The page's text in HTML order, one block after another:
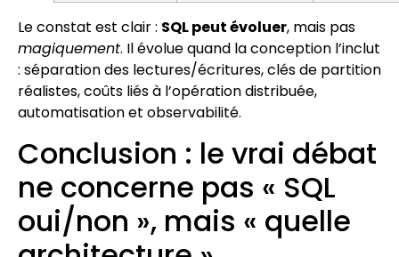
Le constat est clair : SQL peut évoluer, mais pas
magiquement. Il évolue quand la conception l’inclut
: séparation des lectures/écritures, clés de partition
réalistes, coûts liés à l’opération distribuée,
automatisation et observabilité.
Conclusion : le vrai débat
ne concerne pas « SQL
oui/non », mais « quelle